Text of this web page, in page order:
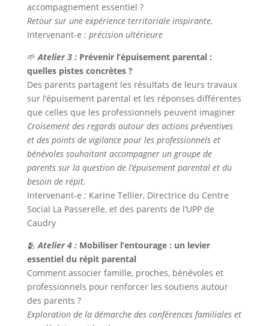
accompagnement essentiel ?
Retour sur une expérience territoriale inspirante.
Intervenant-e : précision ultérieure
🌱 Atelier 3 : Prévenir l’épuisement parental :
quelles pistes concrètes ?
Des parents partagent les résultats de leurs travaux
sur l’épuisement parental et les réponses différentes
que celles que les professionnels peuvent imaginer
Croisement des regards autour des actions préventives
et des points de vigilance pour les professionnels et
bénévoles souhaitant accompagner un groupe de
parents sur la question de l’épuisement parental et du
besoin de répit.
Intervenant-e : Karine Tellier, Directrice du Centre
Social La Passerelle, et des parents de l’UPP de
Caudry
🫂 Atelier 4 : Mobiliser l’entourage : un levier
essentiel du répit parental
Comment associer famille, proches, bénévoles et
professionnels pour renforcer les soutiens autour
des parents ?
Exploration de la démarche des conférences familiales et